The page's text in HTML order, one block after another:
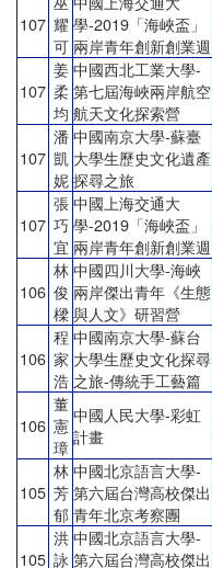
107 耀
可
學-2019「海峽盃」
兩岸青年創新創業週
107
姜
柔
均
中國西北工業大學-
第七屆海峽兩岸航空
航天文化探索營
107
潘
凱
妮
中國南京大學-蘇臺
大學生歷史文化遺產
探尋之旅
107
張
巧
宜
中國上海交通大
學-2019「海峽盃」
兩岸青年創新創業週
106
林
俊
樑
中國四川大學-海峽
兩岸傑出青年《生態
與人文》研習營
106
程
家
浩
中國南京大學-蘇台
大學生歷史文化探尋
之旅-傳統手工藝篇
106
董
憲
璋
中國人民大學-彩虹
計畫
105
林
芳
郁
中國北京語言大學-
第六屆台灣高校傑出
青年北京考察團
105
洪
詠
中國北京語言大學-
第六屆台灣高校傑出